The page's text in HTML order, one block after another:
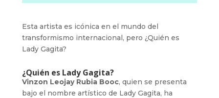
Esta artista es icónica en el mundo del
transformismo internacional, pero ¿Quién es
Lady Gagita?
¿Quién es Lady Gagita?
Vinzon Leojay Rubia Booc, quien se presenta
bajo el nombre artístico de Lady Gagita, ha